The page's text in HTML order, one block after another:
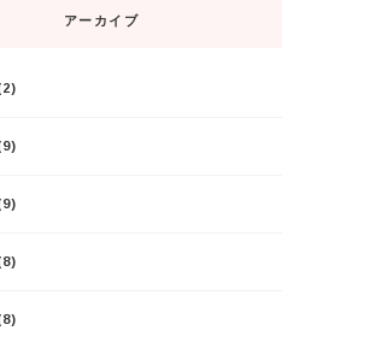
アーカイブ